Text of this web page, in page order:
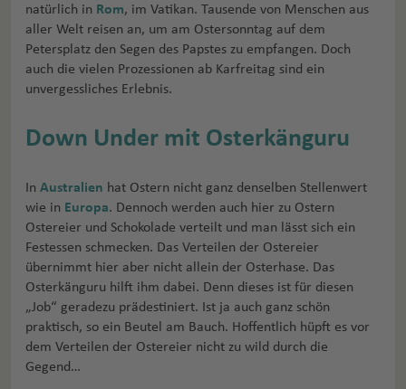
natürlich in Rom, im Vatikan. Tausende von Menschen aus
aller Welt reisen an, um am Ostersonntag auf dem
Petersplatz den Segen des Papstes zu empfangen. Doch
auch die vielen Prozessionen ab Karfreitag sind ein
unvergessliches Erlebnis.
Down Under mit Osterkänguru
In Australien hat Ostern nicht ganz denselben Stellenwert
wie in Europa. Dennoch werden auch hier zu Ostern
Ostereier und Schokolade verteilt und man lässt sich ein
Festessen schmecken. Das Verteilen der Ostereier
übernimmt hier aber nicht allein der Osterhase. Das
Osterkänguru hilft ihm dabei. Denn dieses ist für diesen
„Job“ geradezu prädestiniert. Ist ja auch ganz schön
praktisch, so ein Beutel am Bauch. Hoffentlich hüpft es vor
dem Verteilen der Ostereier nicht zu wild durch die
Gegend…